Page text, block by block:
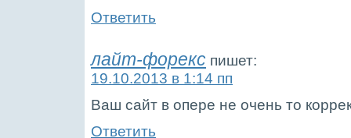
Ответить
лайт-форекс пишет:
19.10.2013 в 1:14 пп
Ваш сайт в опере не очень то
Ответить